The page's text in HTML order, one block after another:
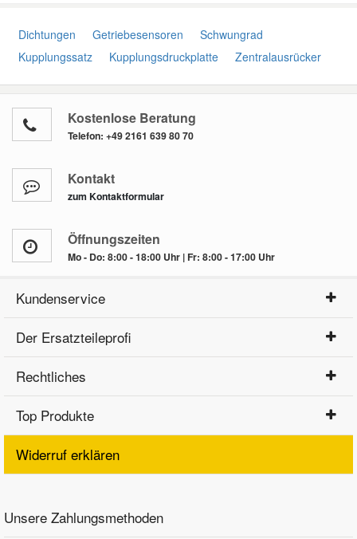
Dichtungen Getriebesensoren
Schwungrad
Kupplungssatz
Kupplungsdruckplatte Zentralausrücker
Kostenlose Beratung
Telefon: +49 2161 639 80 70
Kontakt
zum Kontaktformular
Öffnungszeiten
Mo - Do: 8:00 - 18:00 Uhr | Fr: 8:00 - 17:00 Uhr
Kundenservice
Der Ersatzteileprofi
Rechtliches
Top Produkte
Widerruf erklären
Unsere Zahlungsmethoden